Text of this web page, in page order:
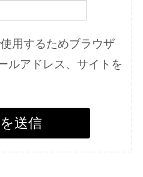
用するためブラウザ
ルアドレス、サイトを